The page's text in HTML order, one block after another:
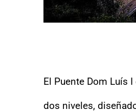
El Puente Dom Luís
dos niveles,